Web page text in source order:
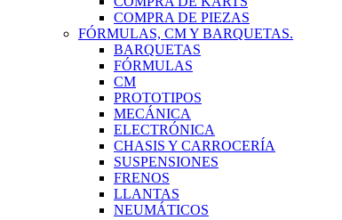
COMPRA DE PIEZAS
FÓRMULAS, CM Y BARQUETAS.
BARQUETAS
FÓRMULAS
CM
PROTOTIPOS
MECÁNICA
ELECTRÓNICA
CHASIS Y CARROCERÍA
SUSPENSIONES
FRENOS
LLANTAS
NEUMÁTICOS